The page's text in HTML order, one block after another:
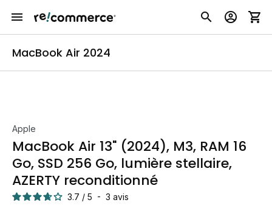
MacBook Air 2024
Apple
MacBook Air 13" (2024), M3, RAM 16
Go, SSD 256 Go, lumière stellaire,
AZERTY reconditionné
3.7 / 5 - 3 avis